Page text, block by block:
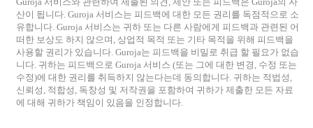
산이 됩니다. Guroja 서비스는 피드백에 대한 모든 권리를 독점적으로 소
유합니다. Guroja 서비스는 귀하 또는 다른 사람에게 피드백과 관련된 어
떠한 보상도 하지 않으며, 상업적 목적 또는 기타 목적을 위해 피드백을
사용할 권리가 있습니다. Guroja는 피드백을 비밀로 취급 할 필요가 없습
니다. 귀하는 피드백으로 Guroja 서비스 (또는 그에 대한 변경, 수정 또는
수정)에 대한 권리를 취득하지 않는다는데 동의합니다. 귀하는 적법성,
신뢰성, 적합성, 독창성 및 저작권을 포함하여 귀하가 제출한 모든 자료
에 대해 귀하가 책임이 있음을 인정합니다.